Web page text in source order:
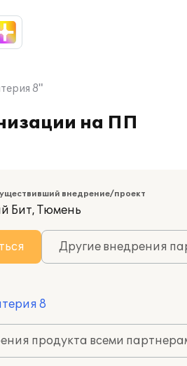
8"
на ПП
внедрение/проект
Бит, Тюмень
Другие внедрения
8
продукта всеми